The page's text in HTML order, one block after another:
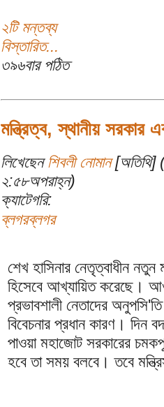
২টি মন্তব্য
বিস্তারিত...
৩৯৬বার পঠিত
মন্ত্রিত্ব, স্থানীয় সরকার
লিখেছেন শিবলী নোমান[অতিথি]
২:৫৮অপরাহ্ন)
ক্যাটেগরি:
ব্লগরব্লগর
শেখ হাসিনার নেতৃত্বাধীন
হিসেবে আখ্যায়িত করেছে।
প্রভাবশালী নেতাদের
বিবেচনার প্রধান কারণ। দিন
পাওয়া মহাজোট সরকারের
হবে তা সময় বলবে। তবে